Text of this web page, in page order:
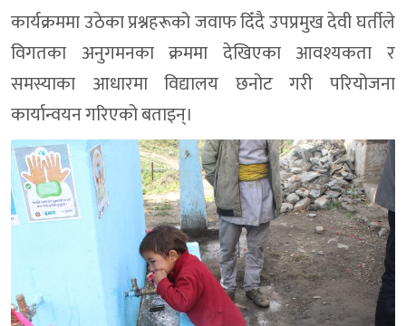
कार्यक्रममा उठेका प्रश्नहरूको जवाफ दिँदै उपप्रमुख देवी घर्तीले
विगतका अनुगमनका क्रममा देखिएका आवश्यकता र
समस्याका आधारमा विद्यालय छनोट गरी परियोजना
कार्यान्वयन गरिएको बताइन्।